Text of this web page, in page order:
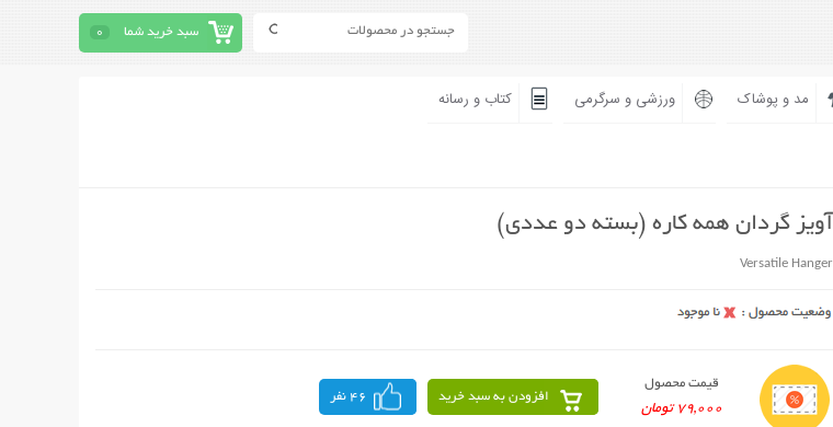
سبد خرید شما 0
مد و پوشاک ورزشی و سرگرمی کتاب و رسانه
آویز گردان همه کاره (بسته دو عددی)
Versatile Hanger
قیمت محصول
79,000 تومان
افزودن به سبد خرید 46 نفر